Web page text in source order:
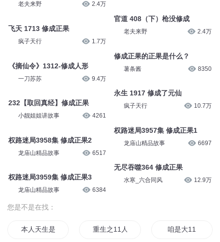
老夫来野 2.4万
飞天 1713 修成正果
疯子天行 1.7万
《摘仙令》1312-修成人形
一刀苏苏 9.4万
232【取回真经】修成正果
小靓姐姐讲故事 4261
权路迷局3958集 修成正果2
龙庙山精品故事 6517
权路迷局3959集 修成正果3
龙庙山精品故事 6384
官道 408（下）枪没修成
老夫来野 2.4万
修成正果的正果是什么？
薯条酱 8350
永生 1917 修成了元仙
疯子天行 10.7万
权路迷局3957集 修成正果1
龙庙山精品故事 6697
无尽吞噬364 修成正果
水寒_六合同风 12.9万
您是不是在找：
本人天生是11 重生之11人生 咱是大11